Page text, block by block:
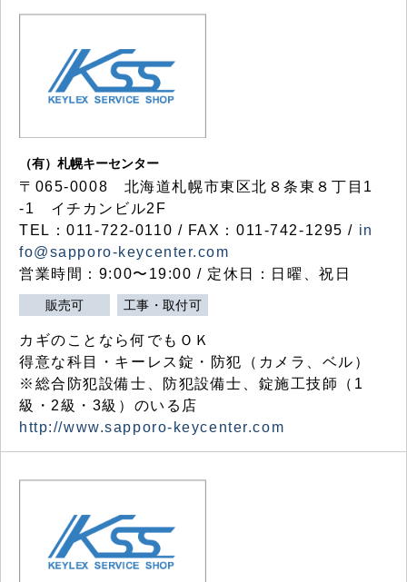
（有）札幌キーセンター
〒065-0008 北海道札幌市東区北８条東８丁目1
-1 イチカンビル2F
TEL：011-722-0110 / FAX：011-742-1295 / in
fo@sapporo-keycenter.com
営業時間：9:00〜19:00 / 定休日：日曜、祝日
販売可 工事・取付可
カギのことなら何でもＯＫ
得意な科目・キーレス錠・防犯（カメラ、ベル）
※総合防犯設備士、防犯設備士、錠施工技師（1
級・2級・3級）のいる店
http://www.sapporo-keycenter.com